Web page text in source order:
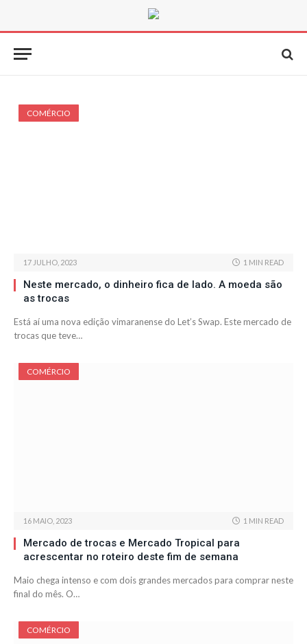
COMÉRCIO
17 JULHO, 2023 1 MIN READ
Neste mercado, o dinheiro fica de lado. A moeda são
as trocas
Está aí uma nova edição vimaranense do Let’s Swap. Este mercado de
trocas que teve…
COMÉRCIO
16 MAIO, 2023 1 MIN READ
Mercado de trocas e Mercado Tropical para
acrescentar no roteiro deste fim de semana
Maio chega intenso e com dois grandes mercados para comprar neste
final do mês. O…
COMÉRCIO